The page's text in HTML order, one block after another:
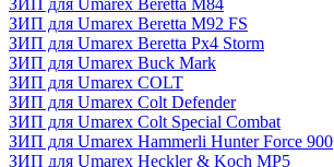
ЗИП для Umarex Beretta M84
ЗИП для Umarex Beretta M92 FS
ЗИП для Umarex Beretta Px4 Storm
ЗИП для Umarex Buck Mark
ЗИП для Umarex COLT
ЗИП для Umarex Colt Defender
ЗИП для Umarex Colt Special Combat
ЗИП для Umarex Hammerli Hunter Force 900
ЗИП для Umarex Heckler & Koch MP5